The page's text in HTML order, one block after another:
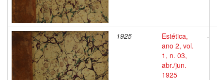
1925
Estética,
ano 2, vol.
1, n. 03,
abr./jun.
1925
-